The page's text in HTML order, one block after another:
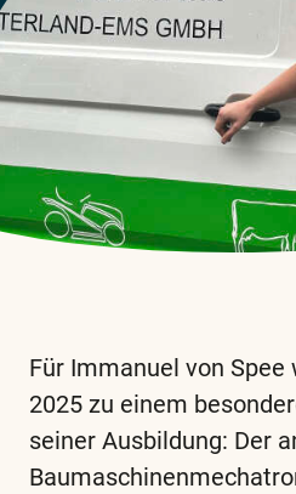
Für Immanuel von
2025 zu einem
seiner Ausbildung: Der